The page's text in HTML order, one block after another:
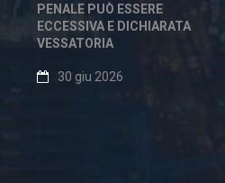
PENALE PUÒ ESSERE
ECCESSIVA E DICHIARATA
VESSATORIA
30 giu 2026